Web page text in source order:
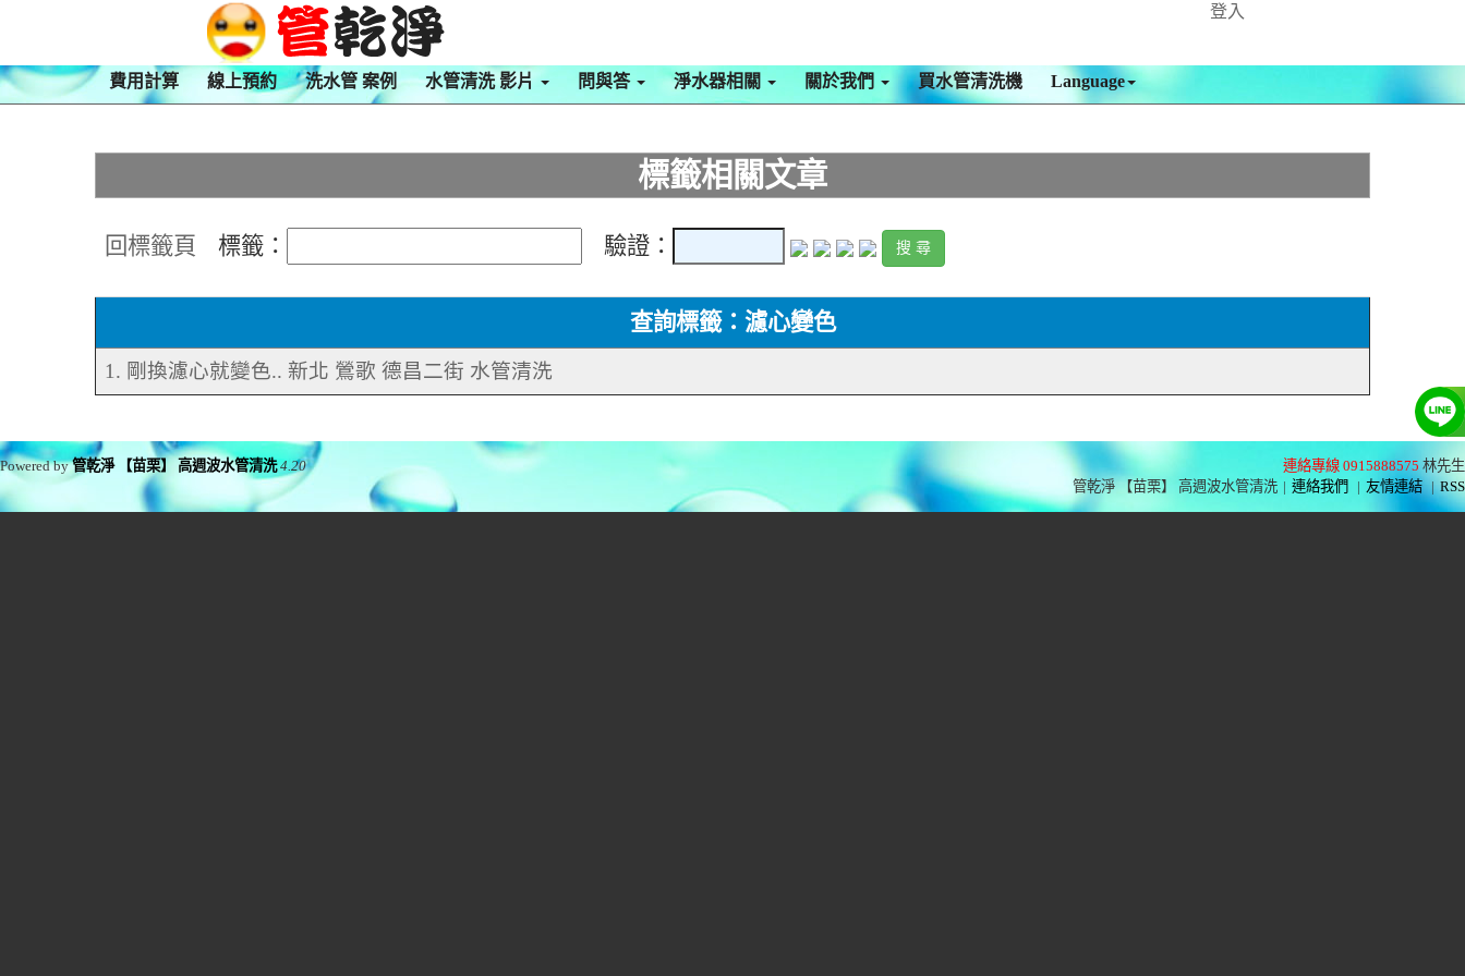
登入
費用計算 線上預約 洗水管 案例 水管清洗 影片 問與答 淨水器相關 關於我們 買水管清洗機 Language
標籤相關文章
回標籤頁 標籤： 驗證：
查詢標籤：濾心變色
1. 剛換濾心就變色.. 新北 鶯歌 德昌二街 水管清洗
連絡專線 0915888575 林先生
管乾淨 【苗栗】 高週波水管清洗 | 連絡我們 | 友情連結 | RSS
Powered by管乾淨 【苗栗】 高週波水管清洗 4.20